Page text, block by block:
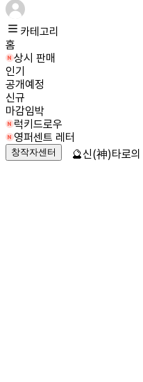
카테고리
홈
상시 판매
인기
공개예정
신규
마감임박
럭키드로우
영퍼센트 레터
창작자센터 🔮신(神)타로의